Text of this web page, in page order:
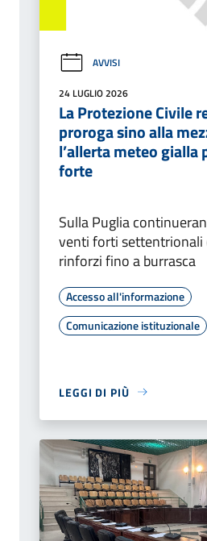
AVVISI
24 LUGLIO 2026
La Protezione Civile
proroga sino alla
l’allerta meteo gialla
forte
Sulla Puglia
venti forti settentrionali
rinforzi fino a burrasca
Accesso all'informazione
Comunicazione istituzionale
LEGGI DI PIÙ